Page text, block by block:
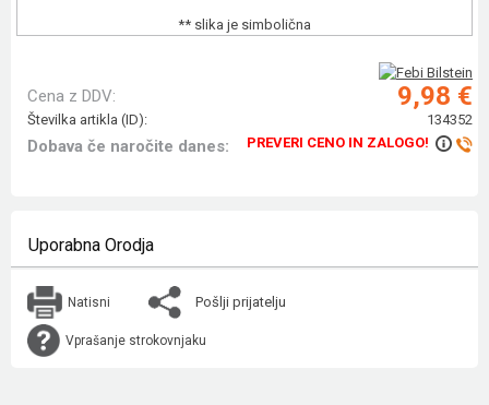
** slika je simbolična
Cena z DDV: 9,98 €
Številka artikla (ID): 134352
Dobava če naročite danes: PREVERI CENO IN ZALOGO!
Uporabna Orodja
Natisni Pošlji prijatelju
Vprašanje strokovnjaku